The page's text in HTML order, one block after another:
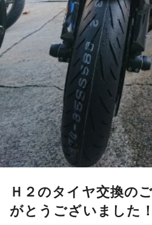
Ｈ２のタイヤ交換の
がとうございました！